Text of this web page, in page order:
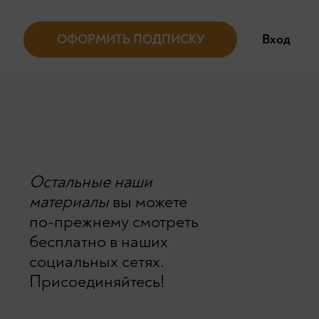
ОФОРМИТЬ ПОДПИСКУ Вход
Остальные наши
материалы вы можете
по-прежнему смотреть
бесплатно в наших
социальных сетях.
Присоединяйтесь!